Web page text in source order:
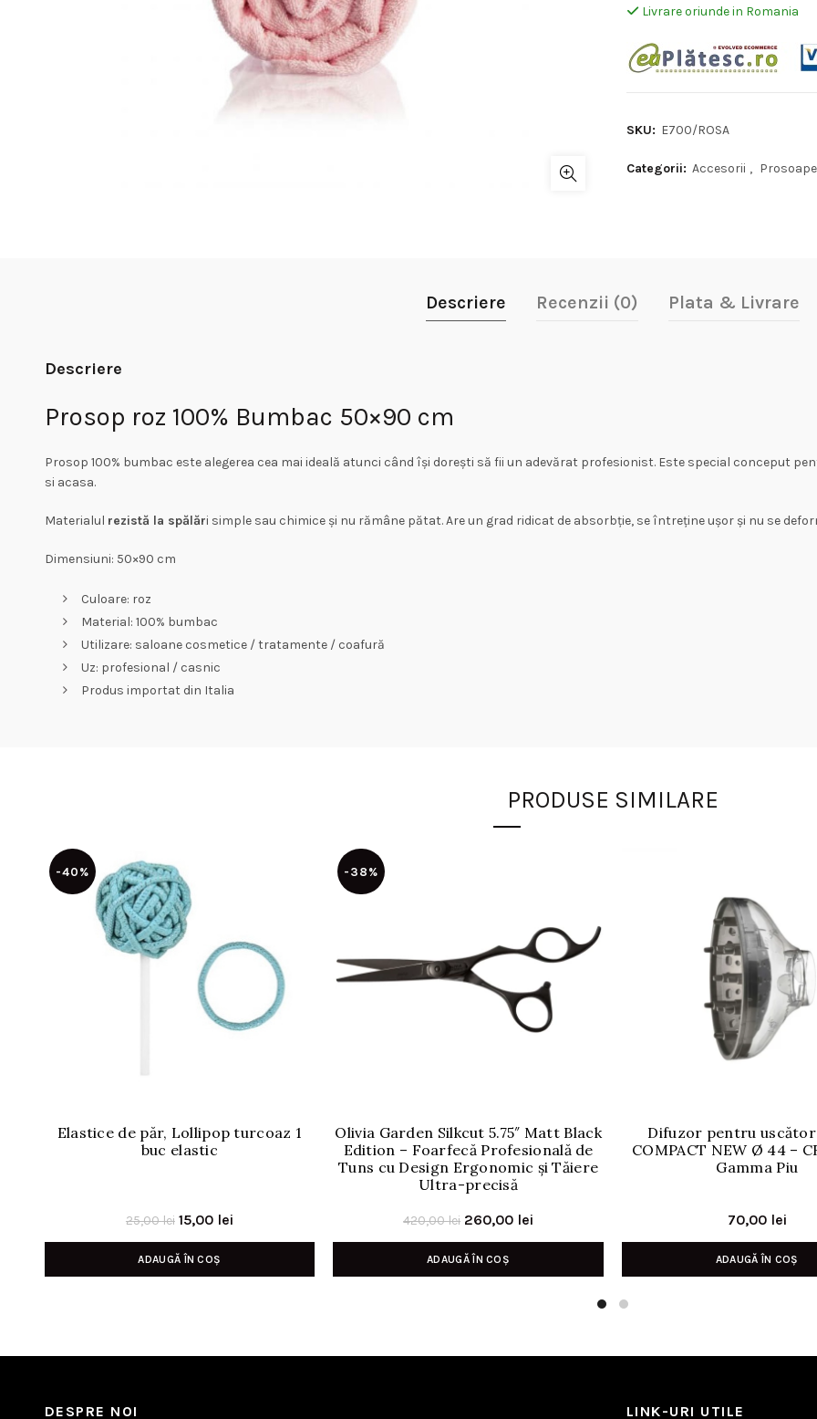
Livrare oriunde in Romania
SKU: E700/ROSA
Categorii: Accesorii , Prosoape
Descriere Recenzii (0) Plata & Livrare
Descriere
Prosop roz 100% Bumbac 50×90 cm
Prosop 100% bumbac este alegerea cea mai ideală atunci când își dorești să fii un adevărat profesionist. Este special conceput
si acasa.
Materialul rezistă la spălări simple sau chimice și nu rămâne pătat. Are un grad ridicat de absorbție, se întreține ușor și nu se
Dimensiuni: 50×90 cm
Culoare: roz
Material: 100% bumbac
Utilizare: saloane cosmetice / tratamente / coafură
Uz: profesional / casnic
Produs importat din Italia
PRODUSE SIMILARE
-40%
Elastice de păr, Lollipop turcoaz 1
buc elastic
25,00lei Prețul
inițial
a
15,00 leiPrețul
curent
ADAUGĂ ÎN COȘ
-38%
Olivia Garden Silkcut 5.75″ Matt Black
Edition – Foarfecă Profesională de
Tuns cu Design Ergonomic și Tăiere
Ultra-precisă
420,00lei Prețul
inițial
a
260,00 lei
curent
ADAUGĂ ÎN COȘ
Difuzor pentru
COMPACT NEW Ø 44 –
Gamma Piu
70,00 lei
ADAUGĂ ÎN COȘ
DESPRE NOI LINK-URI UTILE